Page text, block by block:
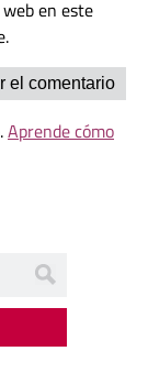
en este
Aprende cómo